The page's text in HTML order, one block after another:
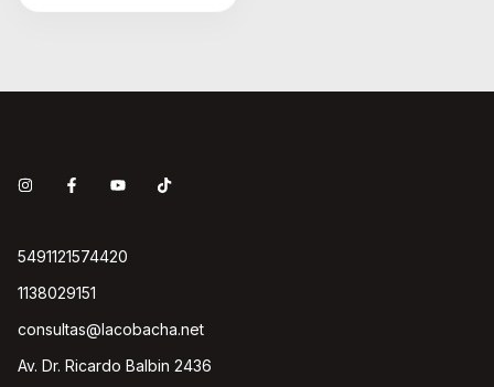
5491121574420
1138029151
consultas@lacobacha.net
Av. Dr. Ricardo Balbin 2436